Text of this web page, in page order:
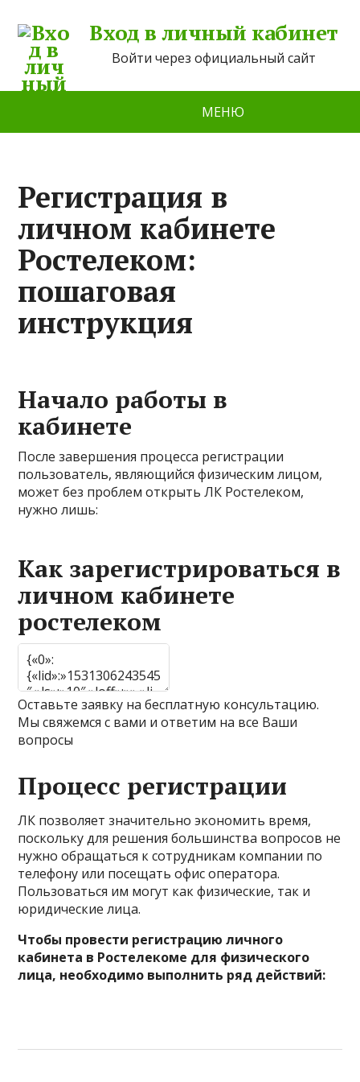
Вход в личный кабинет
Войти через официальный сайт
МЕНЮ
Регистрация в
личном кабинете
Ростелеком:
пошаговая
инструкция
Начало работы в
кабинете
После завершения процесса регистрации
пользователь, являющийся физическим лицом,
может без проблем открыть ЛК Ростелеком,
нужно лишь:
Как зарегистрироваться в
личном кабинете
ростелеком
Оставьте заявку на бесплатную консультацию.
Мы свяжемся с вами и ответим на все Ваши
вопросы
Процесс регистрации
ЛК позволяет значительно экономить время,
поскольку для решения большинства вопросов не
нужно обращаться к сотрудникам компании по
телефону или посещать офис оператора.
Пользоваться им могут как физические, так и
юридические лица.
Чтобы провести регистрацию личного
кабинета в Ростелекоме для физического
лица, необходимо выполнить ряд действий: